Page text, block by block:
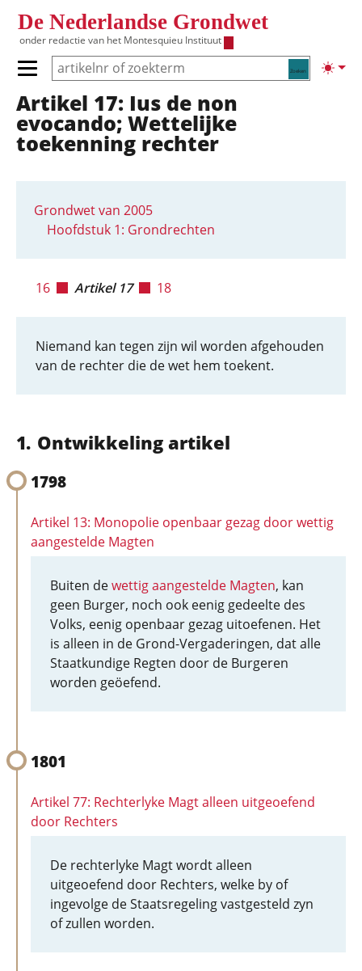
De Nederlandse Grondwet
onder redactie van het Montesquieu Instituut
Zoeken
Primair menu tonen/verbergen
Hoofdnavigatie
Artikel 17: Ius de non
evocando; Wettelijke
toekenning rechter
Grondwet van 2005
Hoofdstuk 1: Grondrechten
16 Artikel 17 18
Niemand kan tegen zijn wil worden afgehouden
van de rechter die de wet hem toekent.
Ontwikkeling artikel
1798
Artikel 13: Monopolie openbaar gezag door wettig
aangestelde Magten
Buiten dewettig aangestelde Magten, kan
geen Burger, noch ook eenig gedeelte des
Volks, eenig openbaar gezag uitoefenen. Het
is alleen in de Grond-Vergaderingen, dat alle
Staatkundige Regten door de Burgeren
worden geöefend.
1801
Artikel 77: Rechterlyke Magt alleen uitgeoefend
door Rechters
De rechterlyke Magt wordt alleen
uitgeoefend door Rechters, welke by of
ingevolge de Staatsregeling vastgesteld zyn
of zullen worden.